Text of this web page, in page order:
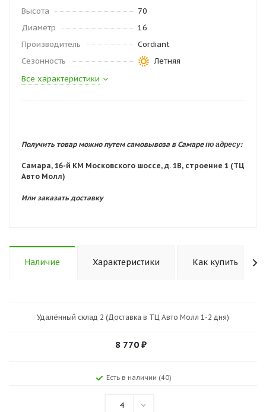
Высота
70
Диаметр
16
Производитель
Cordiant
Сезонность
Летняя
Все характеристики
Получить товар можно путем самовывоза в Самарепо адресу:
Самара, 16-й КМ Московского шоссе, д. 1В, строение 1 (ТЦ
Авто Молл)
Или заказать доставку
Наличие Характеристики Как купить
Удалённый склад 2 (Доставка в ТЦ Авто Молл 1-2 дня)
8 770 ₽
Есть в наличии (40)
4